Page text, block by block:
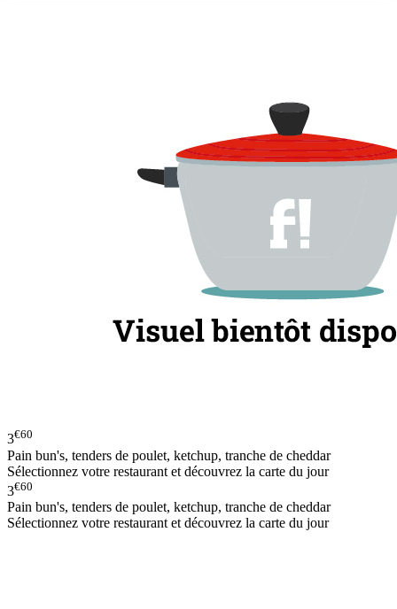
3€60
Pain bun's, tenders de poulet, ketchup, tranche de cheddar
Sélectionnez votre restaurant et découvrez la carte du jour
3€60
Pain bun's, tenders de poulet, ketchup, tranche de cheddar
Sélectionnez votre restaurant et découvrez la carte du jour